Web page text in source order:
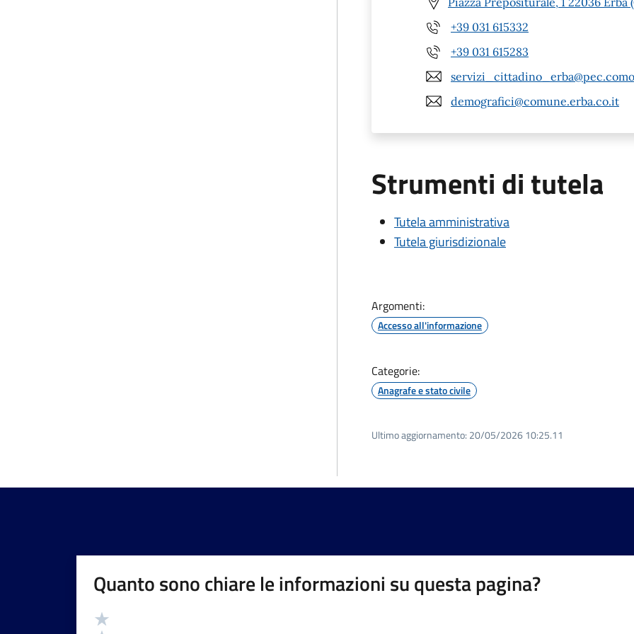
+39 031 615332
+39 031 615283
demografici@comune.erba.co.it
Strumenti di tutela
Tutela amministrativa
Tutela giurisdizionale
Argomenti:
Accesso all'informazione
Categorie:
Anagrafe e stato civile
Ultimo aggiornamento: 20/05/2026 10:25.11
Quanto sono chiare le informazioni su questa pagina?
Valutazione